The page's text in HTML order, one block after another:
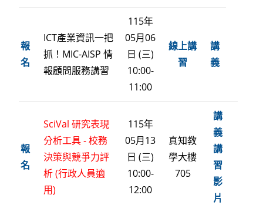
報
名
ICT產業資訊一把
抓！MIC-AISP 情
報顧問服務講習
115年
05月06
日 (三)
10:00-
11:00
線上講
習
講
義
報
名
SciVal 研究表現
分析工具 - 校務
決策與競爭力評
析 (行政人員適
用)
115年
05月13
日 (三)
10:00-
12:00
真知教
學大樓
705
講
義
講
習
影
片